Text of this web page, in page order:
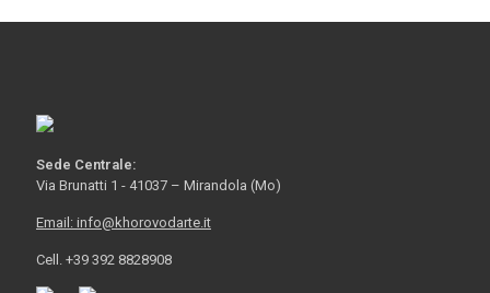
Sede Centrale:
Via Brunatti 1 - 41037 – Mirandola (Mo)
Email: info@khorovodarte.it
Cell. +39 392 8828908